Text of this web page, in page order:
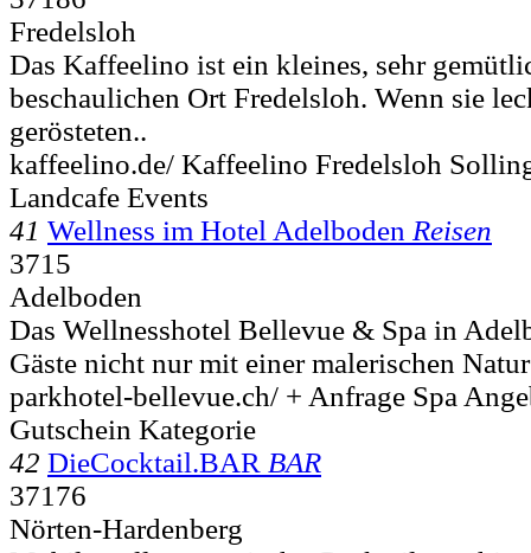
Fredelsloh
Das Kaffeelino ist ein kleines, sehr
beschaulichen Ort Fredelsloh. Wenn sie
gerösteten..
kaffeelino.de/ Kaffeelino Fredelsloh
Landcafe Events
41 Wellness im Hotel Adelboden Reisen
3715
Adelboden
Das Wellnesshotel Bellevue & Spa in
Gäste nicht nur mit einer malerischen
parkhotel-bellevue.ch/ + Anfrage Spa
Gutschein Kategorie
42 DieCocktail.BAR BAR
37176
Nörten-Hardenberg